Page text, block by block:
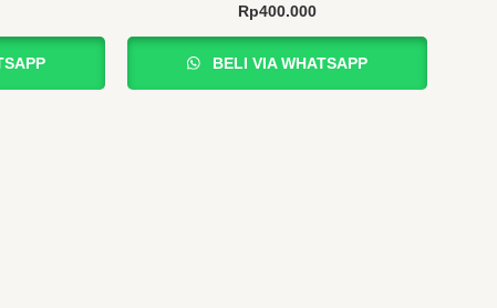
Rp400.000
BELI VIA WHATSAPP